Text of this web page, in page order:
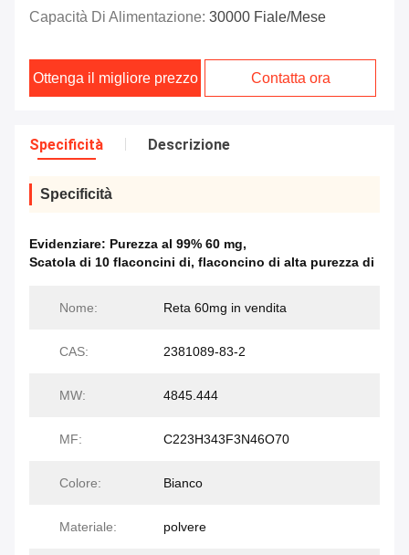
Capacità Di Alimentazione: 30000 Fiale/mese
Ottenga il migliore prezzo Contatta ora
Specificità Descrizione
Specificità
Evidenziare: Purezza al 99% 60 mg,
Scatola di 10 flaconcini di, flaconcino di alta purezza di
Nome: Reta 60mg in vendita
CAS: 2381089-83-2
MW: 4845.444
MF: C223H343F3N46O70
Colore: Bianco
Materiale: polvere